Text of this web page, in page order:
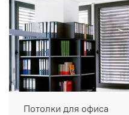
Потолки для офиса